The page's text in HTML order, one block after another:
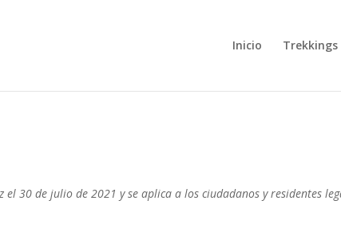
Inicio Trekkings
30 de julio de 2021 y se aplica a los ciudadanos y residentes